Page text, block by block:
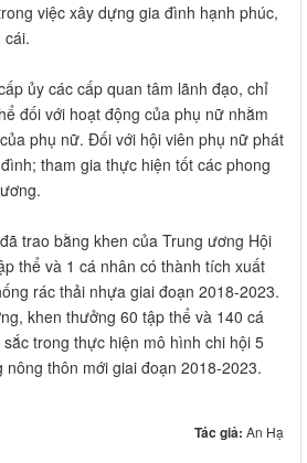
việc xây dựng gia đình hạnh phúc,
cái.
ủy các cấp quan tâm lãnh đạo, chỉ
đối với hoạt động của phụ nữ nhằm
phụ nữ. Đối với hội viên phụ nữ phát
tham gia thực hiện tốt các phong
trao bằng khen của Trung ương Hội
thể và 1 cá nhân có thành tích xuất
rác thải nhựa giai đoạn 2018-2023.
khen thưởng 60 tập thể và 140 cá
trong thực hiện mô hình chi hội 5
thôn mới giai đoạn 2018-2023.
Tác giả: An Hạ